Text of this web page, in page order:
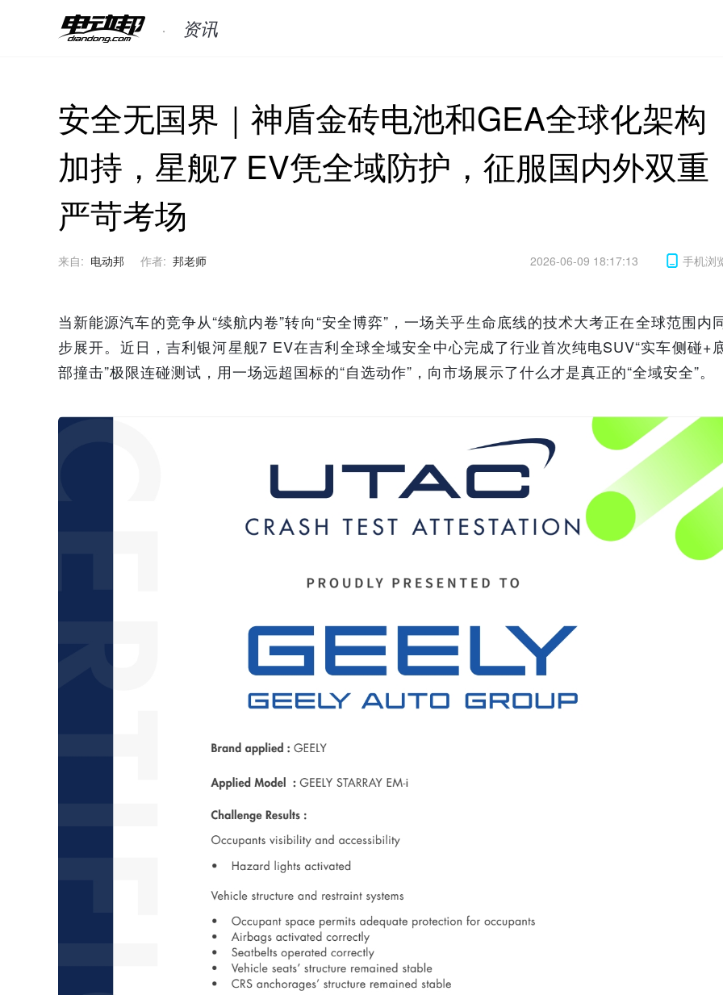
资讯
安全无国界｜神盾金砖电池和GEA全球化架构
加持，星舰7 EV凭全域防护，征服国内外双重
严苛考场
来自: 电动邦 作者: 邦老师 2026-06-09 18:17:13 手机浏
当新能源汽车的竞争从“续航内卷”转向“安全博弈”，一场关乎生命底线的技术大考正在全球范围内
步展开。近日，吉利银河星舰7 EV在吉利全球全域安全中心完成了行业首次纯电SUV“实车侧碰+
部撞击”极限连碰测试，用一场远超国标的“自选动作”，向市场展示了什么才是真正的“全域安全”。